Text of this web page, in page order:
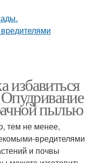
избавиться
пылью
тем не менее,
вредителями
и почвы